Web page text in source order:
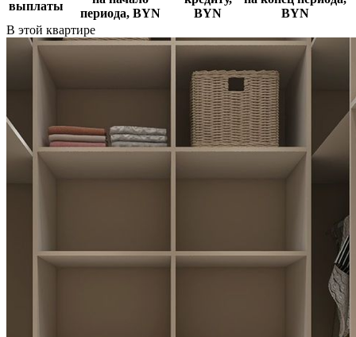
выплаты
периода, BYN
BYN
BYN
В этой квартире